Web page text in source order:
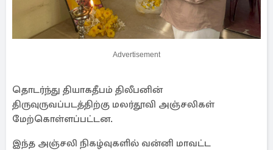
Advertisement
தொடர்ந்து தியாகதீபம் திலீபனின்
திருவுருவப்படத்திற்கு மலர்தூவி அஞ்சலிகள்
மேற்கொள்ளப்பட்டன.
இந்த அஞ்சலி நிகழ்வுகளில் வன்னி மாவட்ட